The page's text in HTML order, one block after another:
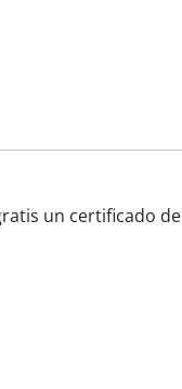
un certificado de